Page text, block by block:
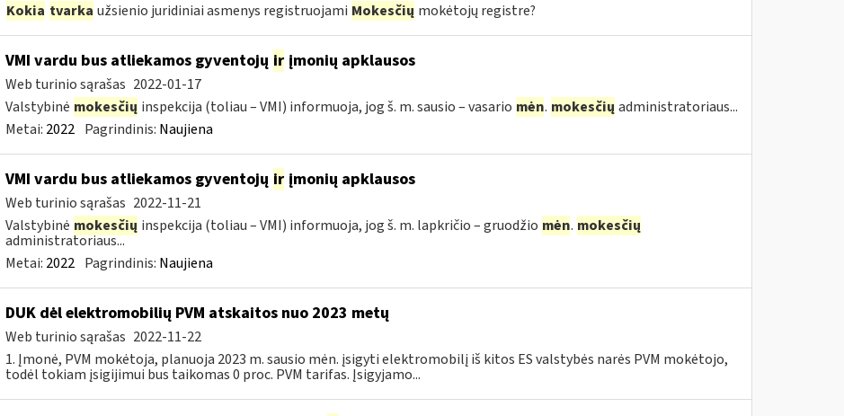
Kokia tvarka užsienio juridiniai asmenys registruojami Mokesčių mokėtojų registre?
VMI vardu bus atliekamos gyventojų irįmonių apklausos
Web turinio sąrašas 2022-01-17
Valstybinė mokesčių inspekcija (toliau – VMI) informuoja, jog š. m. sausio – vasario mėn. mokesčių administratoriaus...
Metai: 2022 Pagrindinis: Naujiena
VMI vardu bus atliekamos gyventojų irįmonių apklausos
Web turinio sąrašas 2022-11-21
Valstybinė mokesčių inspekcija (toliau – VMI) informuoja, jog š. m. lapkričio – gruodžio mėn. mokesčių
administratoriaus...
Metai: 2022 Pagrindinis: Naujiena
DUK dėl elektromobilių PVM atskaitos nuo 2023 metų
Web turinio sąrašas 2022-11-22
1. Įmonė, PVM mokėtoja, planuoja 2023 m. sausio mėn. įsigyti elektromobilį iš kitos ES valstybės narės PVM mokėtojo,
todėl tokiam įsigijimui bus taikomas 0 proc. PVM tarifas. Įsigyjamo...